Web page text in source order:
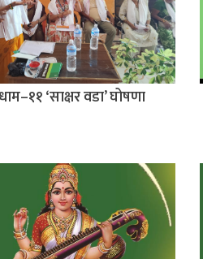
‘साक्षर वडा’ घोषणा